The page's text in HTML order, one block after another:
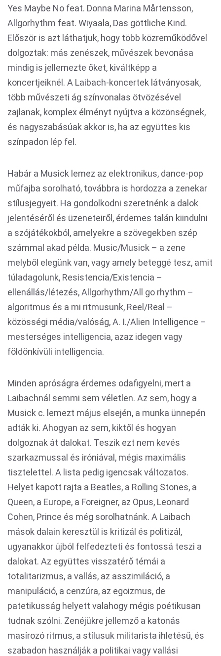
Yes Maybe No feat. Donna Marina Mårtensson,
Allgorhythm feat. Wiyaala, Das göttliche Kind.
Először is azt láthatjuk, hogy több közreműködővel
dolgoztak: más zenészek, művészek bevonása
mindig is jellemezte őket, kiváltképp a
koncertjeiknél. A Laibach-koncertek látványosak,
több művészeti ág színvonalas ötvözésével
zajlanak, komplex élményt nyújtva a közönségnek,
és nagyszabásúak akkor is, ha az együttes kis
színpadon lép fel.
Habár a Musick lemez az elektronikus, dance-pop
műfajba sorolható, továbbra is hordozza a zenekar
stílusjegyeit. Ha gondolkodni szeretnénk a dalok
jelentéséről és üzeneteiről, érdemes talán kiindulni
a szójátékokból, amelyekre a szövegekben szép
számmal akad példa. Music/Musick – a zene
melyből elegünk van, vagy amely beteggé tesz, amit
túladagolunk, Resistencia/Existencia –
ellenállás/létezés, Allgorhythm/All go rhythm –
algoritmus és a mi ritmusunk, Reel/Real –
közösségi média/valóság, A. I./Alien Intelligence –
mesterséges intelligencia, azaz idegen vagy
földönkívüli intelligencia.
Minden apróságra érdemes odafigyelni, mert a
Laibachnál semmi sem véletlen. Az sem, hogy a
Musick c. lemezt május elsején, a munka ünnepén
adták ki. Ahogyan az sem, kiktől és hogyan
dolgoznak át dalokat. Teszik ezt nem kevés
szarkazmussal és iróniával, mégis maximális
tisztelettel. A lista pedig igencsak változatos.
Helyet kapott rajta a Beatles, a Rolling Stones, a
Queen, a Europe, a Foreigner, az Opus, Leonard
Cohen, Prince és még sorolhatnánk. A Laibach
mások dalain keresztül is kritizál és politizál,
ugyanakkor újból felfedezteti és fontossá teszi a
dalokat. Az együttes visszatérő témái a
totalitarizmus, a vallás, az asszimiláció, a
manipuláció, a cenzúra, az egoizmus, de
patetikusság helyett valahogy mégis poétikusan
tudnak szólni. Zenéjükre jellemző a katonás
masírozó ritmus, a stílusuk militarista ihletésű, és
szabadon használják a politikai vagy vallási